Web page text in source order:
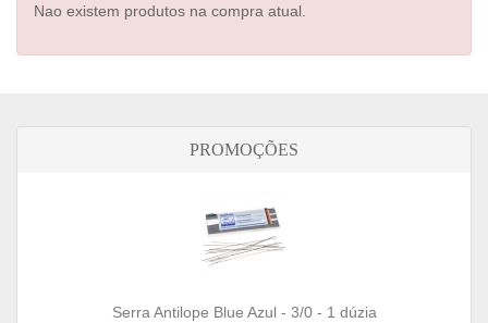
Nao existem produtos na compra atual.
PROMOÇÕES
Serra Antilope Blue Azul - 3/0 - 1 dúzia